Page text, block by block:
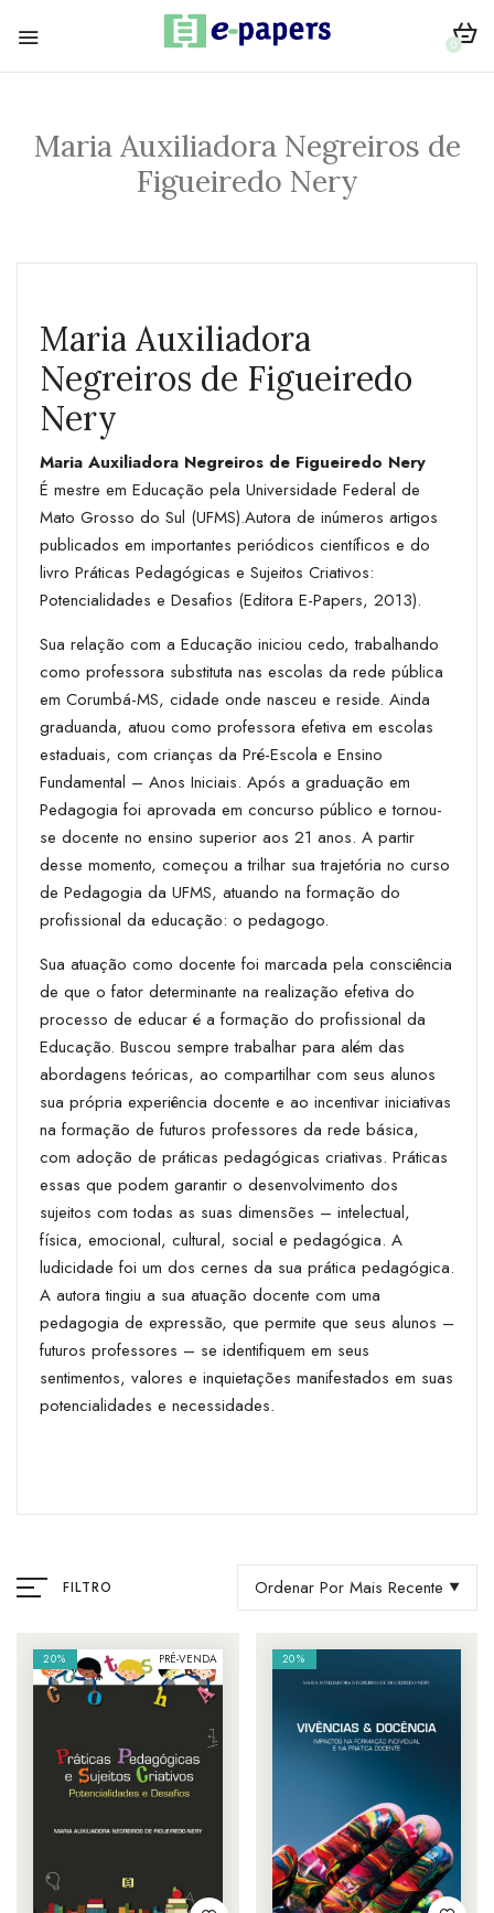
0
Maria Auxiliadora Negreiros de
Figueiredo Nery
Maria Auxiliadora
Negreiros de Figueiredo
Nery
Maria Auxiliadora Negreiros de Figueiredo Nery
É mestre em Educação pela Universidade Federal de
Mato Grosso do Sul (UFMS).Autora de inúmeros artigos
publicados em importantes periódicos científicos e do
livro Práticas Pedagógicas e Sujeitos Criativos:
Potencialidades e Desafios (Editora E-Papers, 2013).
Sua relação com a Educação iniciou cedo, trabalhando
como professora substituta nas escolas da rede pública
em Corumbá-MS, cidade onde nasceu e reside. Ainda
graduanda, atuou como professora efetiva em escolas
estaduais, com crianças da Pré-Escola e Ensino
Fundamental – Anos Iniciais. Após a graduação em
Pedagogia foi aprovada em concurso público e tornou-
se docente no ensino superior aos 21 anos. A partir
desse momento, começou a trilhar sua trajetória no curso
de Pedagogia da UFMS, atuando na formação do
profissional da educação: o pedagogo.
Sua atuação como docente foi marcada pela consciência
de que o fator determinante na realização efetiva do
processo de educar é a formação do profissional da
Educação. Buscou sempre trabalhar para além das
abordagens teóricas, ao compartilhar com seus alunos
sua própria experiência docente e ao incentivar iniciativas
na formação de futuros professores da rede básica,
com adoção de práticas pedagógicas criativas. Práticas
essas que podem garantir o desenvolvimento dos
sujeitos com todas as suas dimensões – intelectual,
física, emocional, cultural, social e pedagógica. A
ludicidade foi um dos cernes da sua prática pedagógica.
A autora tingiu a sua atuação docente com uma
pedagogia de expressão, que permite que seus alunos –
futuros professores – se identifiquem em seus
sentimentos, valores e inquietações manifestados em suas
potencialidades e necessidades.
FILTRO Ordenar Por Mais Recente
20% PRÉ-VENDA 20%